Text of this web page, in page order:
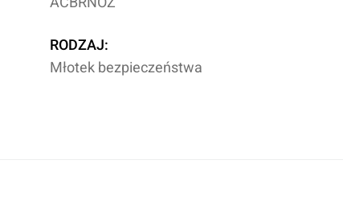
RODZAJ:
Młotek bezpieczeństwa